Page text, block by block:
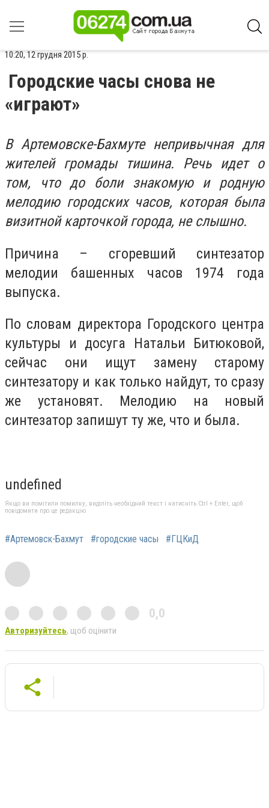
10:20, 12 грудня 2015 р.
Городские часы снова не
«играют»
В Артемовске-Бахмуте непривычная для
жителей громады тишина. Речь идет о
том, что до боли знакомую и родную
мелодию городских часов, которая была
визитной карточкой города, не слышно.
Причина – сгоревший синтезатор
мелодии башенных часов 1974 года
выпуска.
По словам директора Городского центра
культуры и досуга Натальи Битюковой,
сейчас они ищут замену старому
синтезатору и как только найдут, то сразу
же установят. Мелодию на новый
синтезатор запишут ту же, что и была.
undefined
Якщо ви помітили помилку, виділіть необхідний текст і натисніть Ctrl + Enter, щоб
повідомити про це редакцію
#Артемовск-Бахмут #городские часы #ГЦКиД
0,0
Авторизуйтесь, щоб оцінити